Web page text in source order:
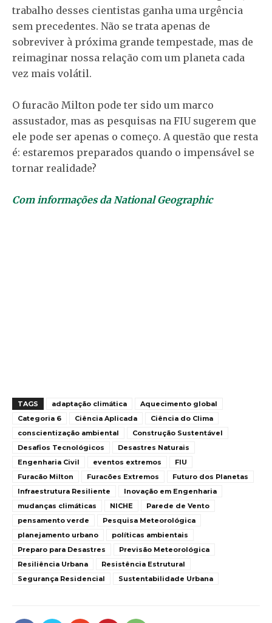
trabalho desses cientistas ganha uma urgência
sem precedentes. Não se trata apenas de
sobreviver à próxima grande tempestade, mas de
reimaginar nossa relação com um planeta cada
vez mais volátil.
O furacão Milton pode ter sido um marco
assustador, mas as pesquisas na FIU sugerem que
ele pode ser apenas o começo. A questão que resta
é: estaremos preparados quando o impensável se
tornar realidade?
Com informações da National Geographic
TAGS adaptação climática
Aquecimento global
Categoria 6
Ciência Aplicada
Ciência do Clima
conscientização ambiental
Construção Sustentável
Desafios Tecnológicos
Desastres Naturais
Engenharia Civil
eventos extremos
FIU
Furacão Milton
Furacões Extremos
Futuro dos Planetas
Infraestrutura Resiliente
Inovação em Engenharia
mudanças climáticas
NICHE
Parede de Vento
pensamento verde
Pesquisa Meteorológica
planejamento urbano
políticas ambientais
Preparo para Desastres
Previsão Meteorológica
Resiliência Urbana
Resistência Estrutural
Segurança Residencial
Sustentabilidade Urbana